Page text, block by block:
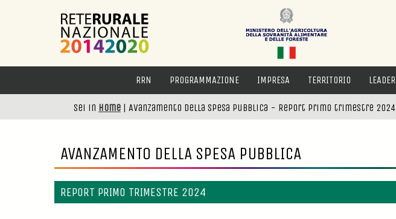
RRN PROGRAMMAZIONE IMPRESA TERRITORIO LEADER
Sei in Home | Avanzamento della spesa pubblica - Report primo trimestre 2024
AVANZAMENTO DELLA SPESA PUBBLICA
REPORT PRIMO TRIMESTRE 2024